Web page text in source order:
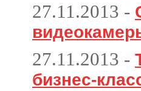
27.11.2013 -
27.11.2013 -
бизнес-